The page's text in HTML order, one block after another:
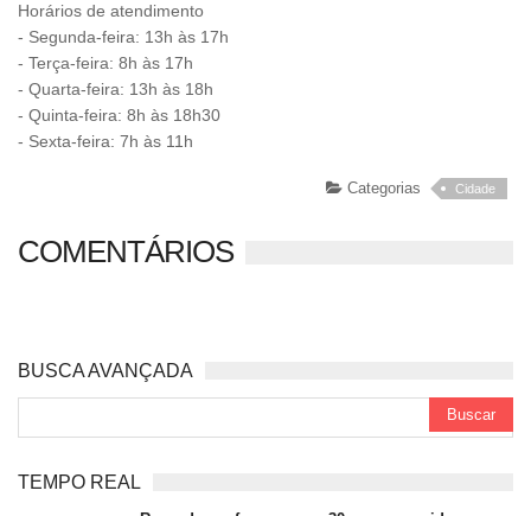
Horários de atendimento
- Segunda-feira: 13h às 17h
- Terça-feira: 8h às 17h
- Quarta-feira: 13h às 18h
- Quinta-feira: 8h às 18h30
- Sexta-feira: 7h às 11h
Categorias Cidade
COMENTÁRIOS
BUSCA AVANÇADA
TEMPO REAL